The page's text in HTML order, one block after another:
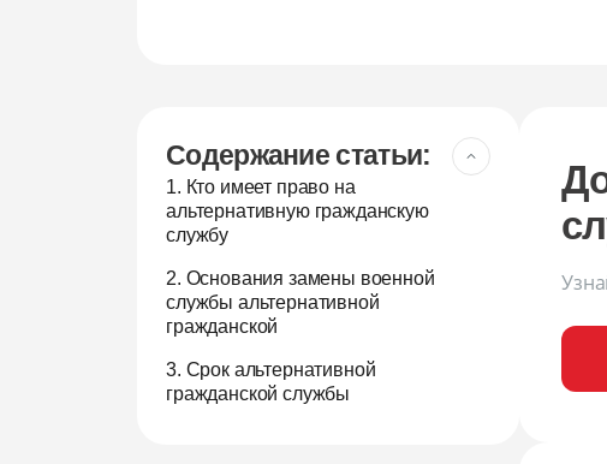
Содержание статьи:
1. Кто имеет право на
альтернативную гражданскую
службу
2. Основания замены военной
службы альтернативной
гражданской
3. Срок альтернативной
гражданской службы